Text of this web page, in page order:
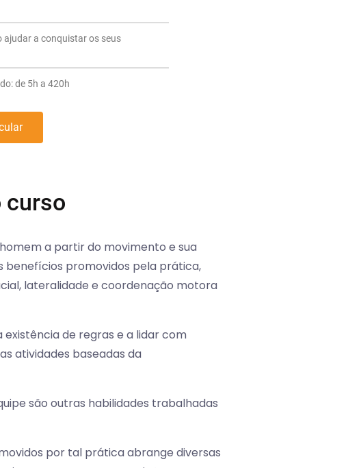
a conquistar os seus
de 5h a 420h
curso
a partir do movimento e sua
benefícios promovidos pela prática,
lateralidade e coordenação motora
de regras e a lidar com
atividades baseadas da
são outras habilidades trabalhadas
por tal prática abrange diversas